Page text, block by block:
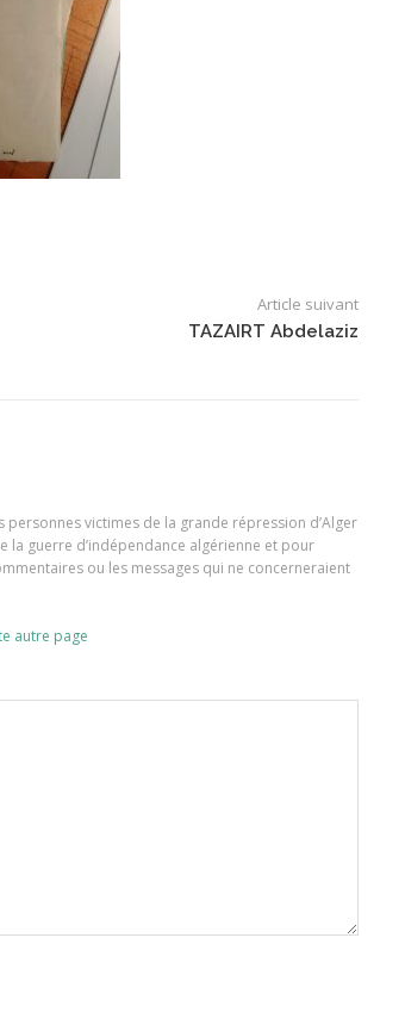
Article suivant
TAZAIRT Abdelaziz
victimes de la grande répression d’Alger
la guerre d’indépendance algérienne et pour
ou les messages qui ne concerneraient
autre page